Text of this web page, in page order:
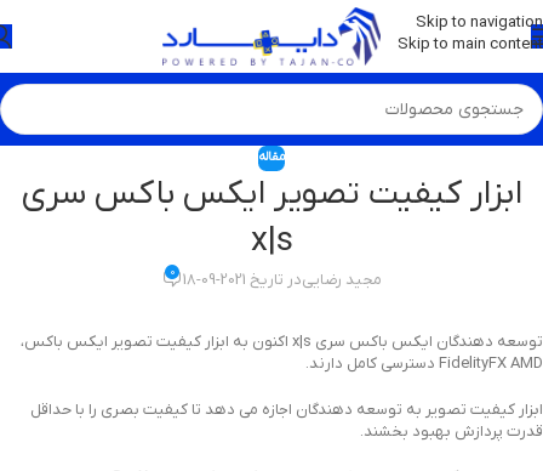
Skip to navigation
Skip to main content
💡برچسب و اسکین کنسول ها بروز شد . . . اینجا کیک کن !
مقاله
ابزار کیفیت تصویر ایکس باکس سری
x|s
مجید رضاییدر تاریخ 2021-09-18 0
توسعه دهندگان ایکس باکس سری x|s اکنون به ابزار کیفیت تصویر ایکس باکس،
FidelityFX AMD دسترسی کامل دارند.
ابزار کیفیت تصویر به توسعه دهندگان اجازه می دهد تا کیفیت بصری را با حداقل
قدرت پردازش بهبود بخشند.